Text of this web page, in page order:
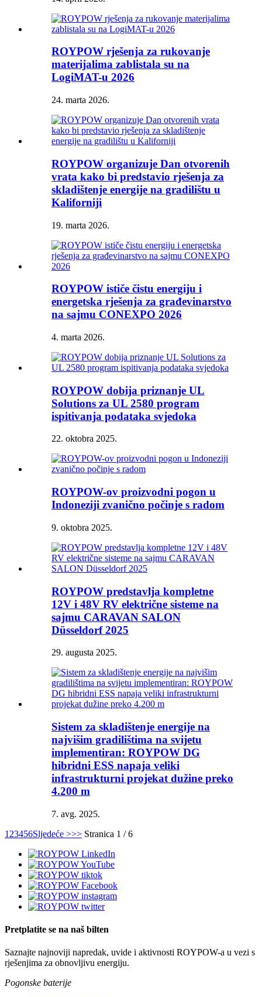
ROYPOW rješenja za rukovanje
materijalima zablistala su na
LogiMAT-u 2026
24. marta 2026.
ROYPOW organizuje Dan otvorenih
vrata kako bi predstavio rješenja za
skladištenje energije na gradilištu u
Kaliforniji
19. marta 2026.
ROYPOW ističe čistu energiju i
energetska rješenja za građevinarstvo
na sajmu CONEXPO 2026
4. marta 2026.
ROYPOW dobija priznanje UL
Solutions za UL 2580 program
ispitivanja podataka svjedoka
22. oktobra 2025.
ROYPOW-ov proizvodni pogon u
Indoneziji zvanično počinje s radom
9. oktobra 2025.
ROYPOW predstavlja kompletne
12V i 48V RV električne sisteme na
sajmu CARAVAN SALON
Düsseldorf 2025
29. augusta 2025.
Sistem za skladištenje energije na
najvišim gradilištima na svijetu
implementiran: ROYPOW DG
hibridni ESS napaja veliki
infrastrukturni projekat dužine preko
4.200 m
7. avg. 2025.
1 23456Sljedeće >>> Stranica 1 / 6
Pretplatite se na naš bilten
Saznajte najnoviji napredak, uvide i aktivnosti ROYPOW-a u vezi s
rješenjima za obnovljivu energiju.
Pogonske baterije